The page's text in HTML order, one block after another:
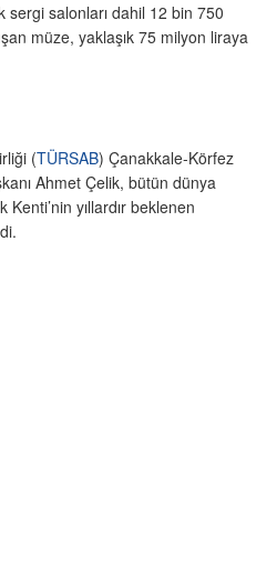
salonları dahil 12 bin 750
müze, yaklaşık 75 milyon liraya
(TÜRSAB) Çanakkale-Körfez
Ahmet Çelik, bütün dünya
yıllardır beklenen